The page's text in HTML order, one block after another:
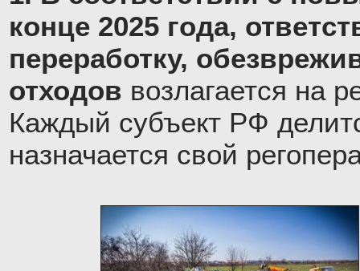
конце 2025 года,
переработку,
отходов возлагается на
Каждый субъект РФ
назначается свой